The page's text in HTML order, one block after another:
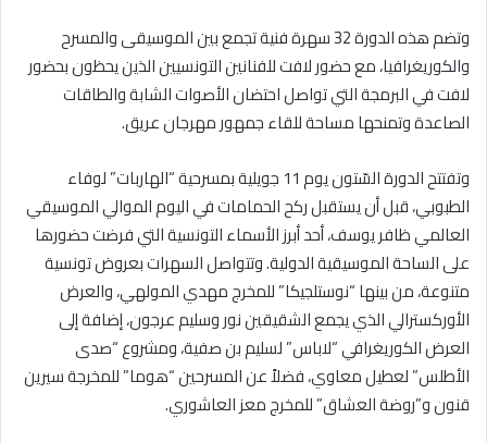
وتضم هذه الدورة 32 سهرة فنية تجمع بين الموسيقى والمسرح
والكوريغرافيا، مع حضور لافت للفنانين التونسيين الذين يحظون بحضور
لافت في البرمجة التي تواصل احتضان الأصوات الشابة والطاقات
الصاعدة وتمنحها مساحة للقاء جمهور مهرجان عريق.
وتفتتح الدورة السّتون يوم 11 جويلية بمسرحية “الهاربات” لوفاء
الطبوبي، قبل أن يستقبل ركح الحمامات في اليوم الموالي الموسيقي
العالمي ظافر يوسف، أحد أبرز الأسماء التونسية التي فرضت حضورها
على الساحة الموسيقية الدولية. وتتواصل السهرات بعروض تونسية
متنوعة، من بينها “نوستلجيكا” للمخرج مهدي المولهي، والعرض
الأوركسترالي الذي يجمع الشقيقين نور وسليم عرجون، إضافة إلى
العرض الكوريغرافي “لاباس” لسليم بن صفية، ومشروع “صدى
الأطلس” لعطيل معاوي، فضلاً عن المسرحين “هوما” للمخرجة سيرين
قنون و”روضة العشاق” للمخرج معز العاشوري.